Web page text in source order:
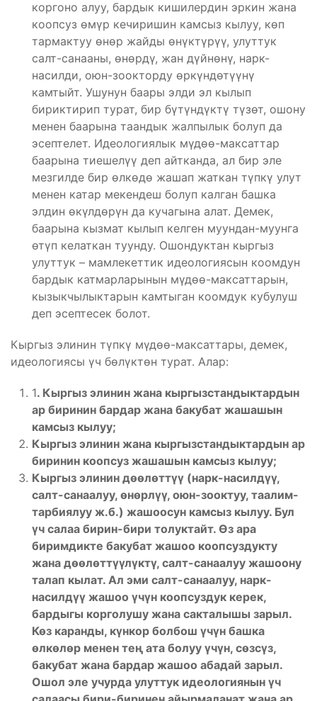
коргоно алуу, бардык кишилердин эркин жана
коопсуз өмүр кечиришин камсыз кылуу, көп
тармактуу өнөр жайды өнүктүрүү, улуттук
салт-санааны, өнөрдү, жан дүйнөнү, нарк-
насилди, оюн-зоокторду өркүндөтүүнү
камтыйт. Ушунун баары элди эл кылып
бириктирип турат, бир бүтүндүктү түзөт, ошону
менен баарына таандык жалпылык болуп да
эсептелет. Идеологиялык мүдөө-максаттар
баарына тиешелүү деп айтканда, ал бир эле
мезгилде бир өлкөдө жашап жаткан түпкү улут
менен катар мекендеш болуп калган башка
элдин өкүлдөрүн да кучагына алат. Демек,
баарына кызмат кылып келген муундан-муунга
өтүп келаткан туунду. Ошондуктан кыргыз
улуттук – мамлекеттик идеологиясын коомдун
бардык катмарларынын мүдөө-максаттарын,
кызыкчылыктарын камтыган коомдук кубулуш
деп эсептесек болот.
Кыргыз элинин түпкү мүдөө-максаттары, демек,
идеологиясы үч бөлүктөн турат. Алар:
1. Кыргыз элинин жана кыргызстандыктардын
ар биринин бардар жана бакубат жашашын
камсыз кылуу;
Кыргыз элинин жана кыргызстандыктардын ар
биринин коопсуз жашашын камсыз кылуу;
Кыргыз элинин дөөлөттүү (нарк-насилдүү,
салт-санаалуу, өнөрлүү, оюн-зооктуу, таалим-
тарбиялуу ж.б.) жашоосун камсыз кылуу. Бул
үч салаа бирин-бири толуктайт. Өз ара
биримдикте бакубат жашоо коопсуздукту
жана дөөлөттүүлүктү, салт-санаалуу жашоону
талап кылат. Ал эми салт-санаалуу, нарк-
насилдүү жашоо үчүн коопсуздук керек,
бардыгы корголушу жана сакталышы зарыл.
Көз каранды, күнкор болбош үчүн башка
өлкөлөр менен тең ата болуу үчүн, сөзсүз,
бакубат жана бардар жашоо абадай зарыл.
Ошол эле учурда улуттук идеологиянын үч